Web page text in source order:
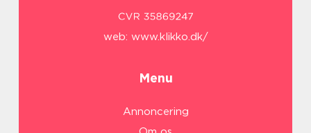
web: www.klikko.dk/
Menu
Annoncering